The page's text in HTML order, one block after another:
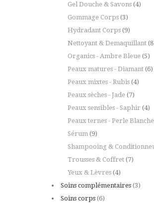
Gel Douche & Savons (4)
Gommage Corps (3)
Hydradant Corps (9)
Nettoyant & Demaquillant
Organics - Ambre Bleue (5)
Peaux matures - Diamant (6)
Peaux mixtes - Rubis (4)
Peaux sèches - Jade (7)
Peaux sensibles - Saphir (4)
Peaux ternes - Perle Blanche
Sérum (9)
Shampooing &
Trousses & Coffret (7)
Yeux & Lèvres (4)
Soins complémentaires (3)
Soins corps (6)